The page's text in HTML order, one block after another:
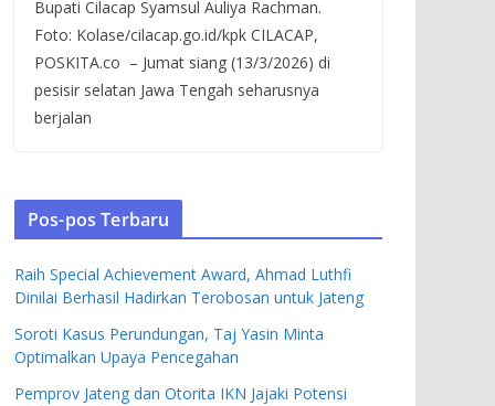
Bupati Cilacap Syamsul Auliya Rachman.
Foto: Kolase/cilacap.go.id/kpk CILACAP,
POSKITA.co – Jumat siang (13/3/2026) di
pesisir selatan Jawa Tengah seharusnya
berjalan
Pos-pos Terbaru
Raih Special Achievement Award, Ahmad Luthfi
Dinilai Berhasil Hadirkan Terobosan untuk Jateng
Soroti Kasus Perundungan, Taj Yasin Minta
Optimalkan Upaya Pencegahan
Pemprov Jateng dan Otorita IKN Jajaki Potensi